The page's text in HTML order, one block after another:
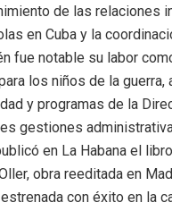
de las relaciones
en Cuba y la
fue notable su labor
los niños de la
y programas de la
gestiones
en La Habana el
obra reeditada en
con éxito en la